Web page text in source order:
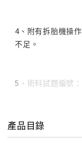
4、附有拆胎機操
不足。
5、術科試題編號
產品目錄